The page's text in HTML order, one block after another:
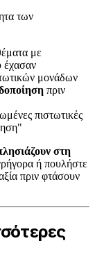
των
με
έχασαν
μονάδων
πριν
πιστωτικές
στη
ή πουλήστε
πριν φτάσουν